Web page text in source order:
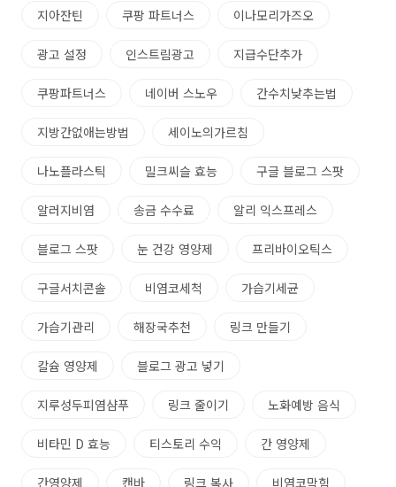
지아잔틴 쿠팡 파트너스 이나모리가즈오
광고 설정 인스트림광고 지급수단추가
쿠팡파트너스 네이버 스노우 간수치낮추는법
지방간없애는방법 세이노의가르침
나노플라스틱 밀크씨슬 효능 구글 블로그 스팟
알러지비염 송금 수수료 알리 익스프레스
블로그 스팟 눈 건강 영양제 프리바이오틱스
구글서치콘솔 비염코세척 가습기세균
가습기관리 해장국추천 링크 만들기
칼슘 영양제 블로그 광고 넣기
지루성두피염샴푸 링크 줄이기 노화예방 음식
비타민 D 효능 티스토리 수익 간 영양제
간영양제 캔바 링크 복사 비염코막힘